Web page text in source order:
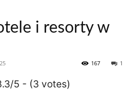
i resorty w
1
167
5 - (3 votes)